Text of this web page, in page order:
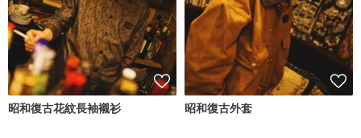
昭和復古花紋長袖襯衫 昭和復古外套